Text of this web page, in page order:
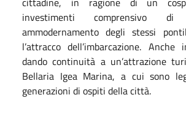
investimenti comprensivo
ammodernamento degli stessi
l’attracco dell’imbarcazione.
dando continuità a un’attrazione
Bellaria Igea Marina, a cui sono
generazioni di ospiti della città.